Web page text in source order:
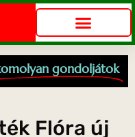
gondoljátok
Flóra új